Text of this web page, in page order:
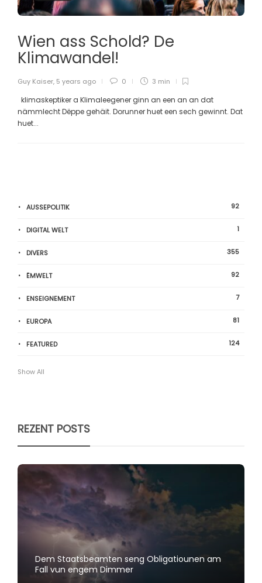
Wien ass Schold? De
Klimawandel!
Guy Kaiser, 5 years ago 0 3 min
klimaskeptiker a Klimaleegener ginn an een an an dat
nämmlecht Dëppe gehäit. Dorunner huet een sech gewinnt. Dat
huet...
AUSSEPOLITIK 92
DIGITAL WELT 1
DIVERS 355
ËMWELT 92
ENSEIGNEMENT 7
EUROPA 81
FEATURED 124
Show All
REZENT POSTS
Dem Staatsbeamten seng Obligatiounen am
Fall vun engem Dimmer